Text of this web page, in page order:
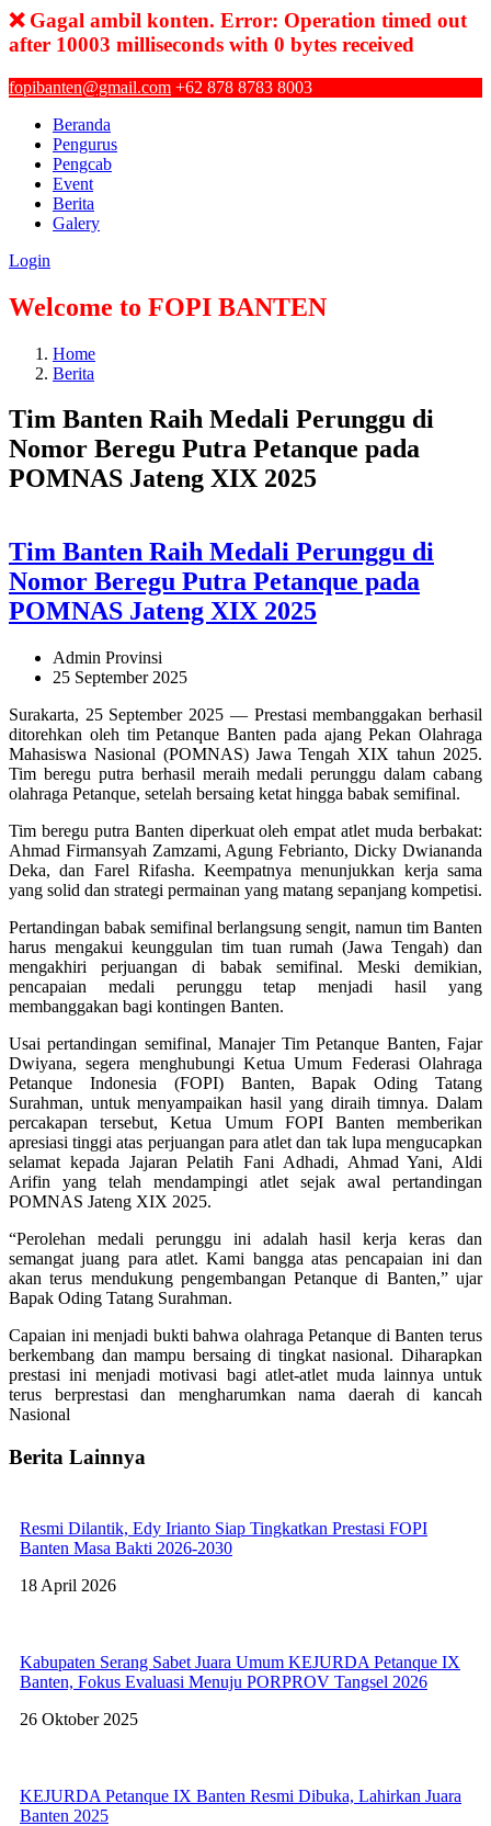
❌ Gagal ambil konten. Error: Operation timed out
after 10003 milliseconds with 0 bytes received
fopibanten@gmail.com +62 878 8783 8003
Beranda
Pengurus
Pengcab
Event
Berita
Galery
Login
Welcome to FOPI BANTEN
Home
Berita
Tim Banten Raih Medali Perunggu di
Nomor Beregu Putra Petanque pada
POMNAS Jateng XIX 2025
Tim Banten Raih Medali Perunggu di
Nomor Beregu Putra Petanque pada
POMNAS Jateng XIX 2025
Admin Provinsi
25 September 2025
Surakarta, 25 September 2025 — Prestasi membanggakan berhasil
ditorehkan oleh tim Petanque Banten pada ajang Pekan Olahraga
Mahasiswa Nasional (POMNAS) Jawa Tengah XIX tahun 2025.
Tim beregu putra berhasil meraih medali perunggu dalam cabang
olahraga Petanque, setelah bersaing ketat hingga babak semifinal.
Tim beregu putra Banten diperkuat oleh empat atlet muda berbakat:
Ahmad Firmansyah Zamzami, Agung Febrianto, Dicky Dwiananda
Deka, dan Farel Rifasha. Keempatnya menunjukkan kerja sama
yang solid dan strategi permainan yang matang sepanjang kompetisi.
Pertandingan babak semifinal berlangsung sengit, namun tim Banten
harus mengakui keunggulan tim tuan rumah (Jawa Tengah) dan
mengakhiri perjuangan di babak semifinal. Meski demikian,
pencapaian medali perunggu tetap menjadi hasil yang
membanggakan bagi kontingen Banten.
Usai pertandingan semifinal, Manajer Tim Petanque Banten, Fajar
Dwiyana, segera menghubungi Ketua Umum Federasi Olahraga
Petanque Indonesia (FOPI) Banten, Bapak Oding Tatang
Surahman, untuk menyampaikan hasil yang diraih timnya. Dalam
percakapan tersebut, Ketua Umum FOPI Banten memberikan
apresiasi tinggi atas perjuangan para atlet dan tak lupa mengucapkan
selamat kepada Jajaran Pelatih Fani Adhadi, Ahmad Yani, Aldi
Arifin yang telah mendampingi atlet sejak awal pertandingan
POMNAS Jateng XIX 2025.
“Perolehan medali perunggu ini adalah hasil kerja keras dan
semangat juang para atlet. Kami bangga atas pencapaian ini dan
akan terus mendukung pengembangan Petanque di Banten,” ujar
Bapak Oding Tatang Surahman.
Capaian ini menjadi bukti bahwa olahraga Petanque di Banten terus
berkembang dan mampu bersaing di tingkat nasional. Diharapkan
prestasi ini menjadi motivasi bagi atlet-atlet muda lainnya untuk
terus berprestasi dan mengharumkan nama daerah di kancah
Nasional
Berita Lainnya
Resmi Dilantik, Edy Irianto Siap Tingkatkan Prestasi FOPI
Banten Masa Bakti 2026-2030
18 April 2026
Kabupaten Serang Sabet Juara Umum KEJURDA Petanque IX
Banten, Fokus Evaluasi Menuju PORPROV Tangsel 2026
26 Oktober 2025
KEJURDA Petanque IX Banten Resmi Dibuka, Lahirkan Juara
Banten 2025